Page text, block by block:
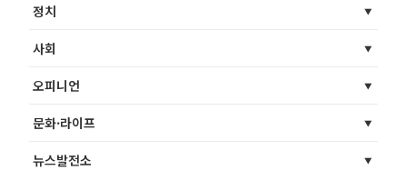
정치
사회
오피니언
문화·라이프
뉴스발전소